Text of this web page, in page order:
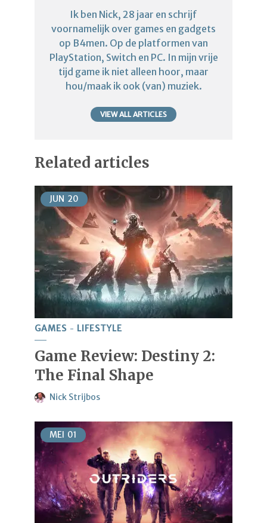
Ik ben Nick, 28 jaar en schrijf
voornamelijk over games en gadgets
op B4men. Op de platformen van
PlayStation, Switch en PC. In mijn vrije
tijd game ik niet alleen hoor, maar
hou/maak ik ook (van) muziek.
VIEW ALL ARTICLES
Related articles
JUN 20
GAMES LIFESTYLE
Game Review: Destiny 2:
The Final Shape
Nick Strijbos
MEI 01